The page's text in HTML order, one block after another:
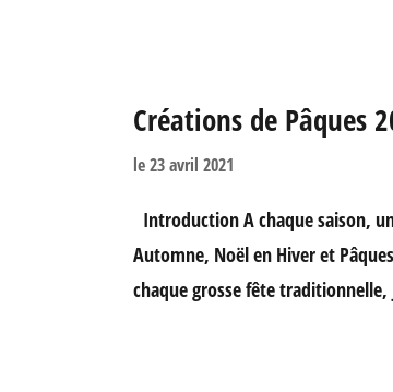
Créations de Pâques
le23 avril 2021
Introduction A chaque saison,
Automne, Noël en Hiver et
chaque grosse fête